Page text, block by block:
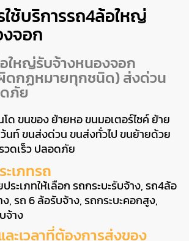
ช้บริการรถ4ล้อใหญ่
จอก
ใหญ่รับจ้างหนองจอก
ดกฏหมายทุกชนิด) ส่งด่วน
ดภัย
ด ขนของ ย้ายหอ ขนมอเตอร์ไซค์ ย้าย
นท์ ขนส่งด่วน ขนส่งทั่วไป ขนย้ายด้วย
ดเร็ว ปลอดภัย
ะเภทรถ
ระเภทให้เลือก รถกระบะรับจ้าง, รถ4ล้อ
, รถ 6 ล้อรับจ้าง, รถกระบะคอกสูง,
จ้าง
ละเวลาที่ต้องการส่งของ